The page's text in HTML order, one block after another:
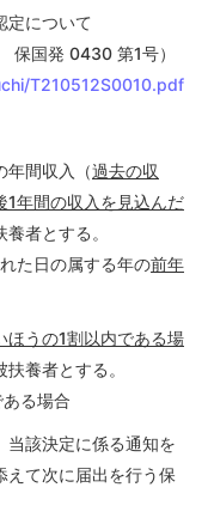
定について
国発 0430 第1号）
T210512S0010.pdf
年間収入（過去の収
1年間の収入を見込んだ
者とする。
た日の属する年の前年
ほうの1割以内である場
養者とする。
ある場合
当該決定に係る通知を
えて次に届出を行う保